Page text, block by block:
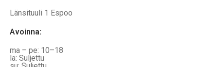
Länsituuli 1 Espoo
Avoinna:
ma – pe: 10–18
la: Suljettu